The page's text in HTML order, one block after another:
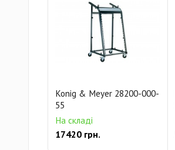
Konig & Meyer 28200-000-
55
На складі
17420 грн.